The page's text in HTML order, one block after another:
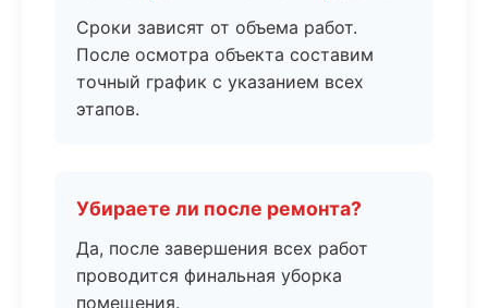
Сроки зависят от объема работ.
После осмотра объекта составим
точный график с указанием всех
этапов.
Убираете ли после ремонта?
Да, после завершения всех работ
проводится финальная уборка
помещения.